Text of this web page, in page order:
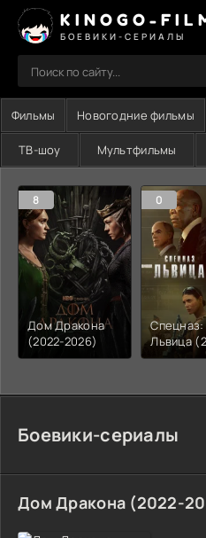
KINOGO-
БОЕВИКИ-СЕРИАЛЫ
Фильмы Новогодние фильмы
ТВ-шоу Мультфильмы
8
Дом Дракона
(2022-2026)
0
Спецназ:
Львица
Боевики-сериалы
Дом Дракона (2022-